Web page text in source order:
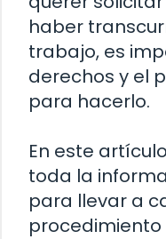
haber
trabajo, es
derechos y el
para hacerlo.
En este
toda la
para llevar a